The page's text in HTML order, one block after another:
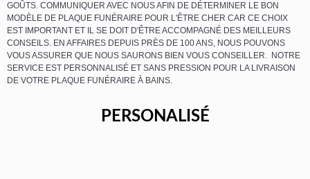
GOÛTS. COMMUNIQUER AVEC NOUS AFIN DE DÉTERMINER LE BON
MODÈLE DE PLAQUE FUNÉRAIRE POUR L'ÊTRE CHER CAR CE CHOIX
EST IMPORTANT ET IL SE DOIT D'ÊTRE ACCOMPAGNÉ DES MEILLEURS
CONSEILS. EN AFFAIRES DEPUIS PRÈS DE 100 ANS, NOUS POUVONS
VOUS ASSURER QUE NOUS SAURONS BIEN VOUS CONSEILLER. NOTRE
SERVICE EST PERSONNALISÉ ET SANS PRESSION POUR LA LIVRAISON
DE VOTRE PLAQUE FUNÉRAIRE À BAINS.
PERSONALISÉ